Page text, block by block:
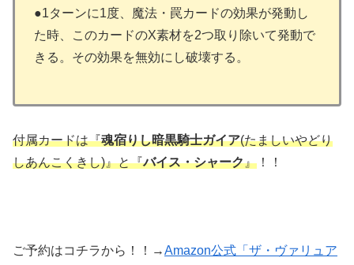
●1ターンに1度、魔法・罠カードの効果が発動し
た時、このカードのX素材を2つ取り除いて発動で
きる。その効果を無効にし破壊する。
付属カードは『魂宿りし暗黒騎士ガイア(たましいやどり
しあんこくきし)』と『バイス・シャーク』 ！！
ご予約はコチラから！！→Amazon公式「ザ・ヴァリュア